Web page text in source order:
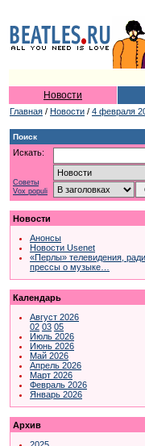
Новости
Главная / Новости / 4 февраля
Поиск
Искать:
Советы
Vox populi
Новости
Анонсы
Новости Usenet
«Перлы» телевидения,
прессы о музыке…
Календарь
Август 2026
02 03 05
Июль 2026
Июнь 2026
Май 2026
Апрель 2026
Март 2026
Февраль 2026
Январь 2026
Архив